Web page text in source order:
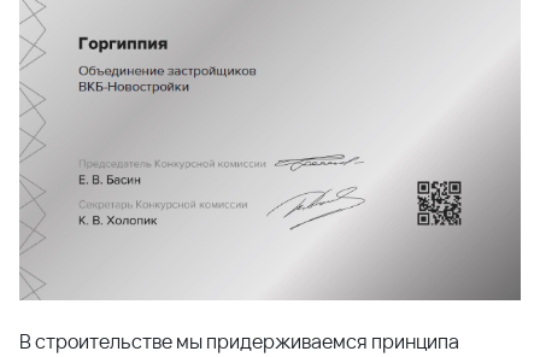
В строительстве мы придерживаемся принципа